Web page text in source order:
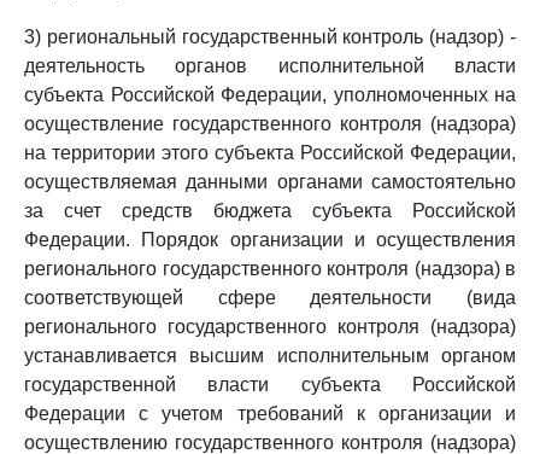
3) региональный государственный контроль (надзор) -
деятельность органов исполнительной власти
субъекта Российской Федерации, уполномоченных на
осуществление государственного контроля (надзора)
на территории этого субъекта Российской Федерации,
осуществляемая данными органами самостоятельно
за счет средств бюджета субъекта Российской
Федерации. Порядок организации и осуществления
регионального государственного контроля (надзора) в
соответствующей сфере деятельности (вида
регионального государственного контроля (надзора)
устанавливается высшим исполнительным органом
государственной власти субъекта Российской
Федерации с учетом требований к организации и
осуществлению государственного контроля (надзора)